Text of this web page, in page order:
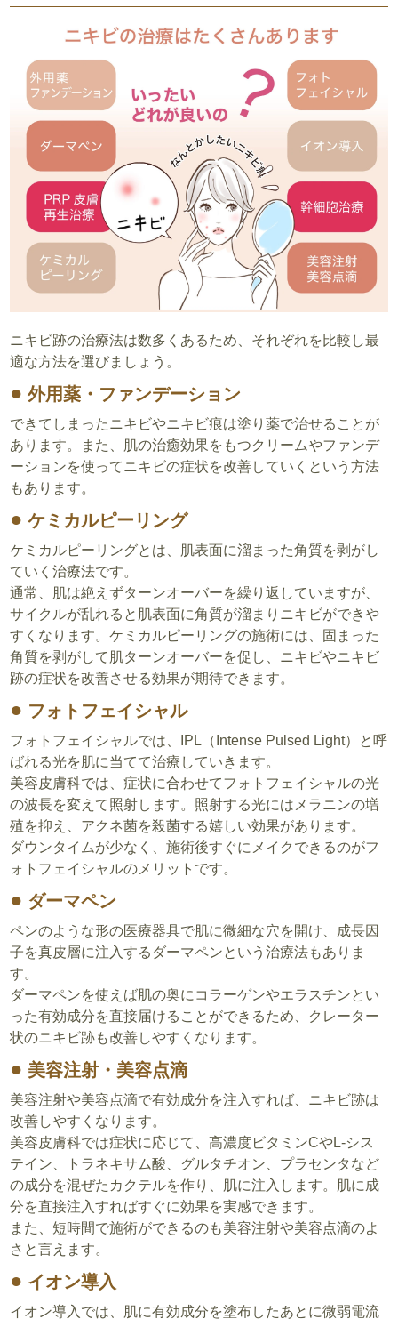
ニキビ跡の治療法は数多くあるため、それぞれを比較し最
適な方法を選びましょう。
外用薬・ファンデーション
できてしまったニキビやニキビ痕は塗り薬で治せることが
あります。また、肌の治癒効果をもつクリームやファンデ
ーションを使ってニキビの症状を改善していくという方法
もあります。
ケミカルピーリング
ケミカルピーリングとは、肌表面に溜まった角質を剥がし
ていく治療法です。
通常、肌は絶えずターンオーバーを繰り返していますが、
サイクルが乱れると肌表面に角質が溜まりニキビができや
すくなります。ケミカルピーリングの施術には、固まった
角質を剥がして肌ターンオーバーを促し、ニキビやニキビ
跡の症状を改善させる効果が期待できます。
フォトフェイシャル
フォトフェイシャルでは、IPL（Intense Pulsed Light）と呼
ばれる光を肌に当てて治療していきます。
美容皮膚科では、症状に合わせてフォトフェイシャルの光
の波長を変えて照射します。照射する光にはメラニンの増
殖を抑え、アクネ菌を殺菌する嬉しい効果があります。
ダウンタイムが少なく、施術後すぐにメイクできるのがフ
ォトフェイシャルのメリットです。
ダーマペン
ペンのような形の医療器具で肌に微細な穴を開け、成長因
子を真皮層に注入するダーマペンという治療法もありま
す。
ダーマペンを使えば肌の奥にコラーゲンやエラスチンとい
った有効成分を直接届けることができるため、クレーター
状のニキビ跡も改善しやすくなります。
美容注射・美容点滴
美容注射や美容点滴で有効成分を注入すれば、ニキビ跡は
改善しやすくなります。
美容皮膚科では症状に応じて、高濃度ビタミンCやL-シス
テイン、トラネキサム酸、グルタチオン、プラセンタなど
の成分を混ぜたカクテルを作り、肌に注入します。肌に成
分を直接注入すればすぐに効果を実感できます。
また、短時間で施術ができるのも美容注射や美容点滴のよ
さと言えます。
イオン導入
イオン導入では、肌に有効成分を塗布したあとに微弱電流